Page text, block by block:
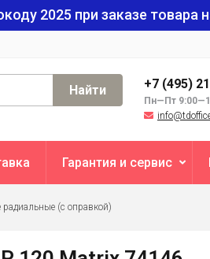
2025 при заказе товара
+7 (495)
Пн—Пт
Найти
Гарантия и сервис
радиальные (с оправкой)